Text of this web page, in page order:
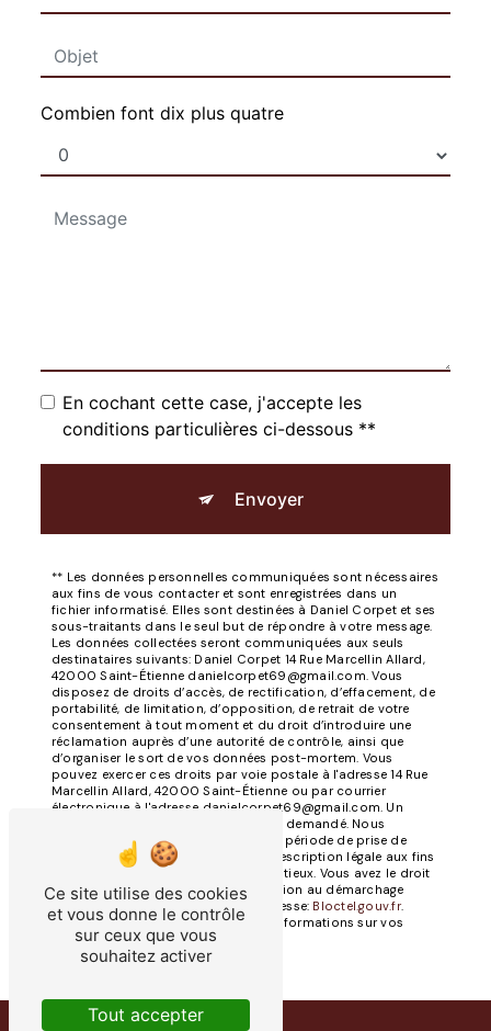
Combien font dix plus quatre
En cochant cette case, j'accepte les
conditions particulières ci-dessous **
Envoyer
** Les données personnelles communiquées sont nécessaires
aux fins de vous contacter et sont enregistrées dans un
fichier informatisé. Elles sont destinées à Daniel Corpet et ses
sous-traitants dans le seul but de répondre à votre message.
Les données collectées seront communiquées aux seuls
destinataires suivants: Daniel Corpet 14 Rue Marcellin Allard,
42000 Saint-Étienne danielcorpet69@gmail.com. Vous
disposez de droits d’accès, de rectification, d’effacement, de
portabilité, de limitation, d’opposition, de retrait de votre
consentement à tout moment et du droit d’introduire une
réclamation auprès d’une autorité de contrôle, ainsi que
d’organiser le sort de vos données post-mortem. Vous
pouvez exercer ces droits par voie postale à l'adresse 14 Rue
Marcellin Allard, 42000 Saint-Étienne ou par courrier
électronique à l'adresse danielcorpet69@gmail.com. Un
justificatif d'identité pourra vous être demandé. Nous
conservons vos données pendant la période de prise de
contact puis pendant la durée de prescription légale aux fins
probatoires et de gestion des contentieux. Vous avez le droit
de vous inscrire sur la liste d'opposition au démarchage
téléphonique, disponible à cette adresse:
Bloctel.gouv.fr.
Consultez le site cnil.fr pour plus d’informations sur vos
droits.
Ce site utilise des cookies
et vous donne le contrôle
sur ceux que vous
souhaitez activer
Tout accepter